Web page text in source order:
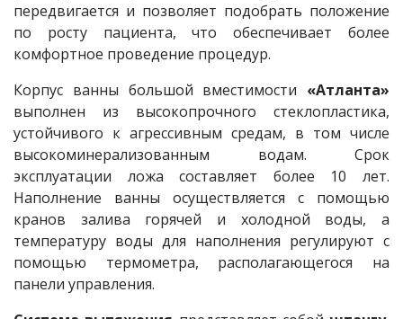
передвигается и позволяет подобрать положение
по росту пациента, что обеспечивает более
комфортное проведение процедур.
Корпус ванны большой вместимости «Атланта»
выполнен из высокопрочного стеклопластика,
устойчивого к агрессивным средам, в том числе
высокоминерализованным водам. Срок
эксплуатации ложа составляет более 10 лет.
Наполнение ванны осуществляется с помощью
кранов залива горячей и холодной воды, а
температуру воды для наполнения регулируют с
помощью термометра, располагающегося на
панели управления.